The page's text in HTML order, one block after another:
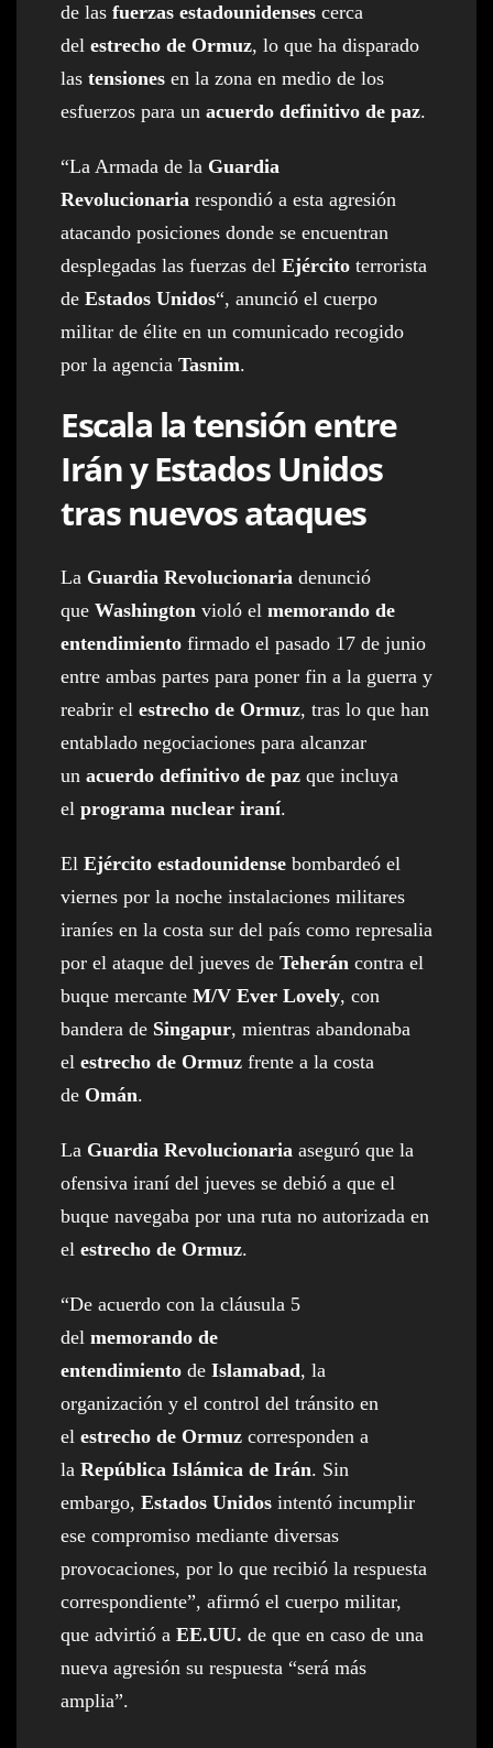
de las fuerzas estadounidenses cerca
del estrecho de Ormuz, lo que ha disparado
las tensiones en la zona en medio de los
esfuerzos para un acuerdo definitivo de paz.
“La Armada de la Guardia
Revolucionaria respondió a esta agresión
atacando posiciones donde se encuentran
desplegadas las fuerzas del Ejército terrorista
de Estados Unidos“, anunció el cuerpo
militar de élite en un comunicado recogido
por la agencia Tasnim.
Escala la tensión entre
Irán y Estados Unidos
tras nuevos ataques
La Guardia Revolucionaria denunció
que Washington violó el memorando de
entendimiento firmado el pasado 17 de junio
entre ambas partes para poner fin a la guerra y
reabrir el estrecho de Ormuz, tras lo que han
entablado negociaciones para alcanzar
un acuerdo definitivo de paz que incluya
el programa nuclear iraní.
El Ejército estadounidense bombardeó el
viernes por la noche instalaciones militares
iraníes en la costa sur del país como represalia
por el ataque del jueves de Teherán contra el
buque mercante M/V Ever Lovely, con
bandera de Singapur, mientras abandonaba
el estrecho de Ormuz frente a la costa
de Omán.
La Guardia Revolucionaria aseguró que la
ofensiva iraní del jueves se debió a que el
buque navegaba por una ruta no autorizada en
el estrecho de Ormuz.
“De acuerdo con la cláusula 5
del memorando de
entendimiento de Islamabad, la
organización y el control del tránsito en
el estrecho de Ormuz corresponden a
la República Islámica de Irán. Sin
embargo, Estados Unidos intentó incumplir
ese compromiso mediante diversas
provocaciones, por lo que recibió la respuesta
correspondiente”, afirmó el cuerpo militar,
que advirtió a EE.UU. de que en caso de una
nueva agresión su respuesta “será más
amplia”.